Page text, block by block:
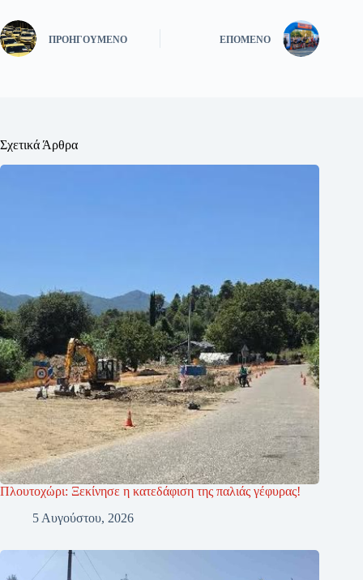
ΠΡΟΗΓΟΎΜΕΝΟ ΕΠΌΜΕΝΟ
Σχετικά Άρθρα
Πλουτοχώρι: Ξεκίνησε η κατεδάφιση της παλιάς γέφυρας!
5 Αυγούστου, 2026